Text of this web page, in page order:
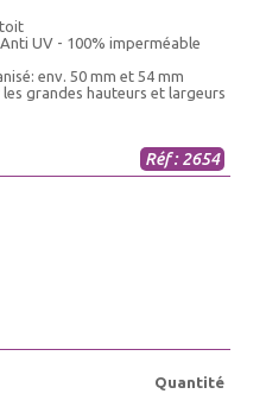
toit
UV - 100% imperméable
env. 50 mm et 54 mm
grandes hauteurs et largeurs
Réf : 2654
Quantité